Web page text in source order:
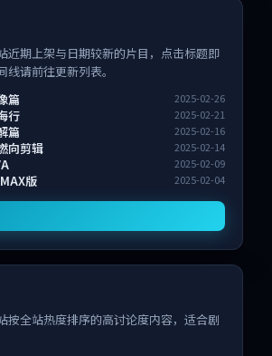
近期上架与日期较新的片目，点击标题即
线请前往更新列表。
篇
2025-02-26
行 2025-02-21
篇 2025-02-16
向剪辑 2025-02-14
2025-02-09
版 2025-02-04
按全站热度排序的高讨论度内容，适合剧